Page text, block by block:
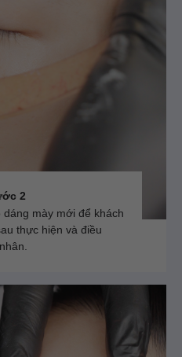
2
mày mới để khách
thực hiện và điều